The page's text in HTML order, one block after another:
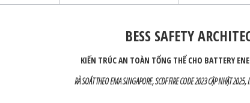
BESS SAFETY
KIẾN TRÚC AN TOÀN TỔNG THỂ CHO BATTERY
RÀ SOÁT THEO EMA SINGAPORE, SCDF FIRE CODE 2023 CẬP NHẬT 2025,